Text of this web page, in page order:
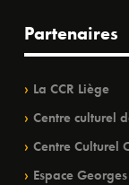
Partenaires
La CCR Liège
Centre culturel
Centre Culturel
Espace